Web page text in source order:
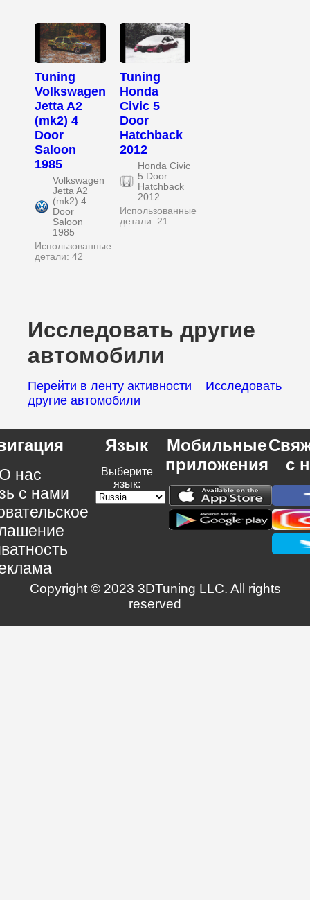
Tuning
Volkswagen
Jetta A2
(mk2) 4
Door
Saloon
1985
Volkswagen
Jetta A2
(mk2) 4
Door
Saloon
1985
Использованные
детали: 42
Tuning
Honda
Civic 5
Door
Hatchback
2012
Honda Civic
5 Door
Hatchback
2012
Использованные
детали: 21
Исследовать другие
автомобили
Перейти в ленту активности
Исследовать
другие автомобили
нас
с нами
Язык
Выберите
язык:
Мобильные
приложения
с
Copyright © 2023 3DTuning LLC. All rights
reserved